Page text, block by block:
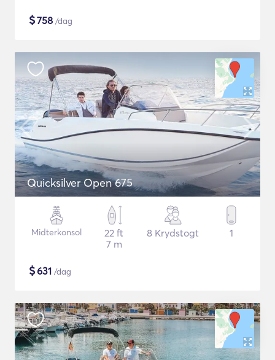
$758 /dag
Quicksilver Open 675
Midterkonsol
22 ft
7 m
8 Krydstogt 1
$631 /dag